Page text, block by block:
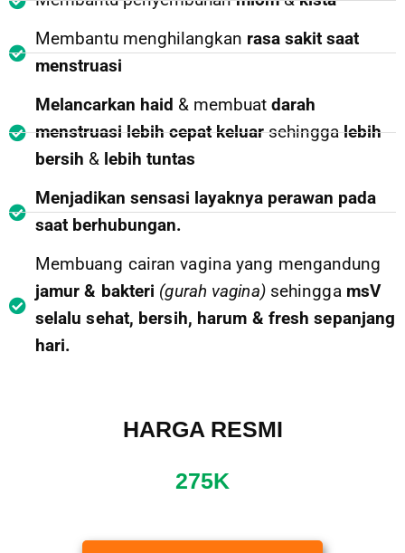
Membantu menghilangkan rasa sakit saat
menstruasi
Melancarkan haid & membuat darah
menstruasi lebih cepat keluarsehinggalebih
bersih & lebih tuntas
Menjadikan sensasi layaknya perawan pada
saat berhubungan.
Membuang cairan vagina yang mengandung
jamur & bakteri (gurah vagina)sehingga msV
selalu sehat, bersih, harum & fresh sepanjang
hari.
HARGA RESMI
275K